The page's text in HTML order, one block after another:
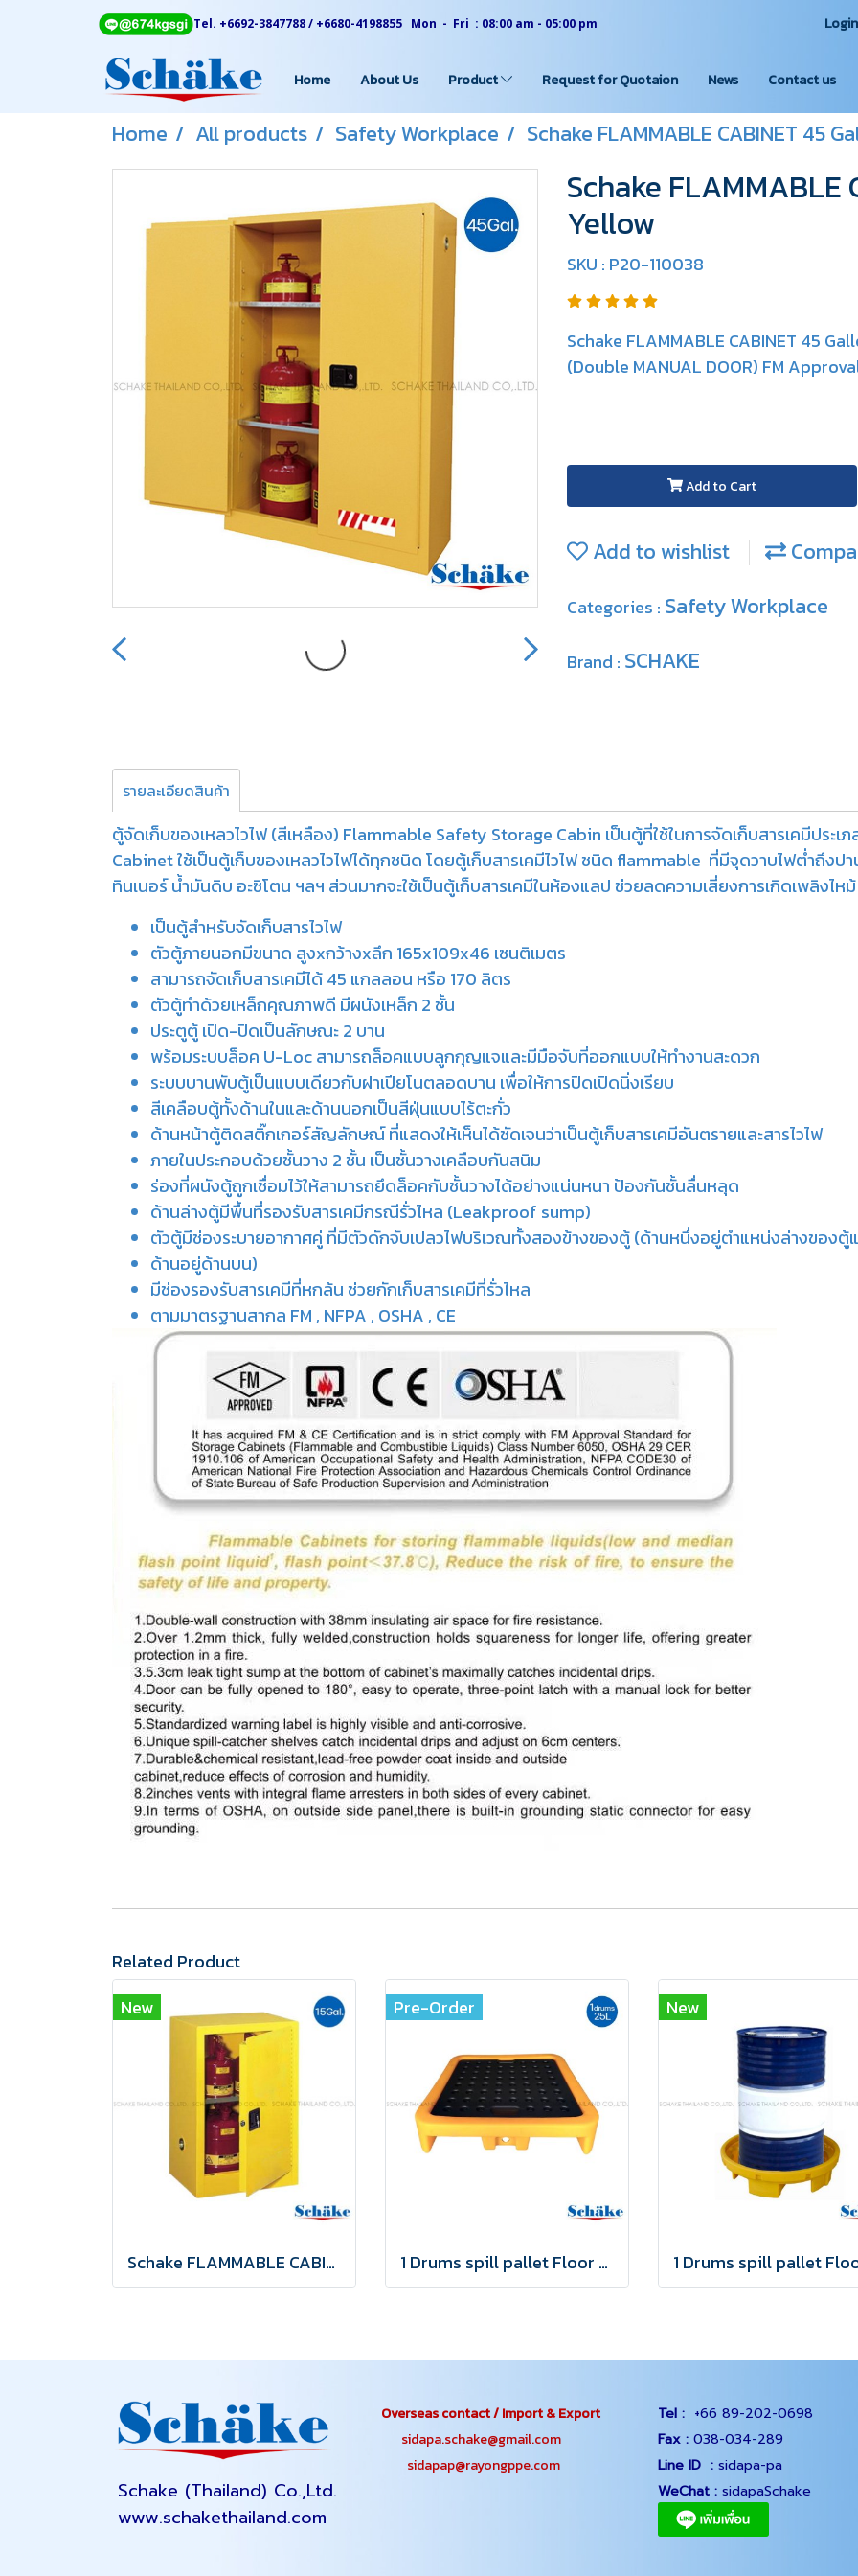
Tel. +6692-3847788 / +6680-4198855 Mon - Fri : 08:00 am - 05:00 pm Login
Home About Us Product Request for Quotaion News Contact us
Home All products Safety Workplace Schake FLAMMABLE CABINET 45
Schake FLAMMABLE
Yellow
SKU : P20-110038
Schake FLAMMABLE CABINET 45
(Double MANUAL DOOR) FM
Add to Cart
Add to wishlist
Categories : Safety Workplace
Brand : SCHAKE
รายละเอียดสินค้า
ตู้จัดเก็บของเหลวไวไฟ (สีเหลือง) Flammable Safety Storage Cabin เป็นตู้ที่ใช้ในการจัดเก็บสารเคมีประเ
Cabinet ใช้เป็นตู้เก็บของเหลวไวไฟได้ทุกชนิด โดยตู้เก็บสารเคมีไวไฟ ชนิด flammable ที่มีจุดวาบไฟต่ำถึงป
ทินเนอร์ น้ำมันดิบ อะซิโตน ฯลฯ ส่วนมากจะใช้เป็นตู้เก็บสารเคมีในห้องแลป ช่วยลดความเสี่ยงการเกิดเพลิงไหม้
เป็นตู้สำหรับจัดเก็บสารไวไฟ
ตัวตู้ภายนอกมีขนาด สูงxกว้างxลึก 165x109x46 เซนติเมตร
สามารถจัดเก็บสารเคมีได้ 45 แกลลอน หรือ 170 ลิตร
ตัวตู้ทำด้วยเหล็กคุณภาพดี มีผนังเหล็ก 2 ชั้น
ประตูตู้ เปิด-ปิดเป็นลักษณะ 2 บาน
พร้อมระบบล็อค U-Loc สามารถล็อคแบบลูกกุญแจและมีมือจับที่ออกแบบให้ทำงานสะดวก
ระบบบานพับตู้เป็นแบบเดียวกับฝาเปียโนตลอดบาน เพื่อให้การปิดเปิดนิ่งเรียบ
สีเคลือบตู้ทั้งด้านในและด้านนอกเป็นสีฝุ่นแบบไร้ตะกั่ว
ด้านหน้าตู้ติดสติ๊กเกอร์สัญลักษณ์ ที่แสดงให้เห็นได้ชัดเจนว่าเป็นตู้เก็บสารเคมีอันตรายและสารไวไฟ
ภายในประกอบด้วยชั้นวาง 2 ชั้น เป็นชั้นวางเคลือบกันสนิม
ร่องที่ผนังตู้ถูกเชื่อมไว้ให้สามารถยึดล็อคกับชั้นวางได้อย่างแน่นหนา ป้องกันชั้นลื่นหลุด
ด้านล่างตู้มีพื้นที่รองรับสารเคมีกรณีรั่วไหล (Leakproof sump)
ตัวตู้มีช่องระบายอากาศคู่ ที่มีตัวดักจับเปลวไฟบริเวณทั้งสองข้างของตู้ (ด้านหนึ่งอยู่ตำแหน่งล่างของตู้
ด้านอยู่ด้านบน)
มีช่องรองรับสารเคมีที่หกล้น ช่วยกักเก็บสารเคมีที่รั่วไหล
ตามมาตรฐานสากล FM , NFPA , OSHA , CE
Related Product
New
Schake FLAMMABLE CABINET 15 Gallon Yellow
Pre-Order
1 Drums spill pallet Floor Bund
New
Schake (Thailand) Co.,Ltd.
www.schakethailand.com
Overseas contact / Import & Export
sidapa.schake@gmail.com
sidapap@rayongppe.com
Tel : +66 89-202-0698
Fax : 038-034-289
Line ID : sidapa-pa
WeChat : sidapaSchake